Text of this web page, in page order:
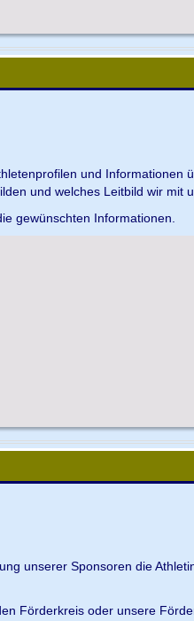
und Informationen
und welches Leitbild wir mit
gewünschten Informationen.
unserer Sponsoren die
Förderkreis oder unsere